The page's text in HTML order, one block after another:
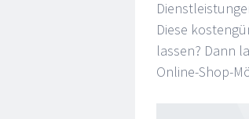
Diese
lassen? Dann
Online-Shop-